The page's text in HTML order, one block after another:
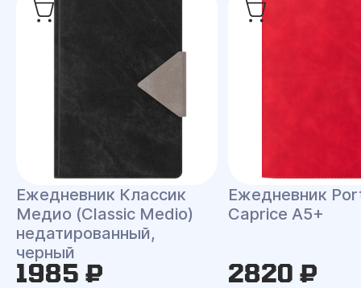
Ежедневник Классик
Медио (Classic Medio)
недатированный,
черный
1985 ₽
Ежедневник
Caprice A5+
2820 ₽